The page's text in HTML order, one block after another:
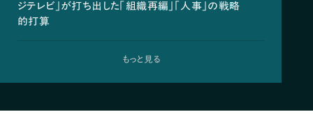
ジテレビ」が打ち出した「組織再編」「人事」の戦略
的打算
もっと見る